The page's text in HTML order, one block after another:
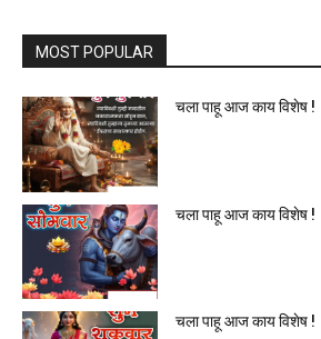
MOST POPULAR
चला पाहू आज काय विशेष !
चला पाहू आज काय विशेष !
चला पाहू आज काय विशेष !